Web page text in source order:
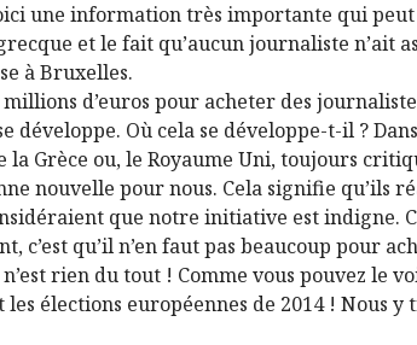
une information très importante qui
et le fait qu’aucun journaliste n’ait
à Bruxelles.
millions d’euros pour acheter des
développe. Où cela se développe-t-il ?
la Grèce ou, le Royaume Uni, toujours
nouvelle pour nous. Cela signifie qu’ils
que notre initiative est indigne.
c’est qu’il n’en faut pas beaucoup pour
rien du tout ! Comme vous pouvez le
élections européennes de 2014 ! Nous y